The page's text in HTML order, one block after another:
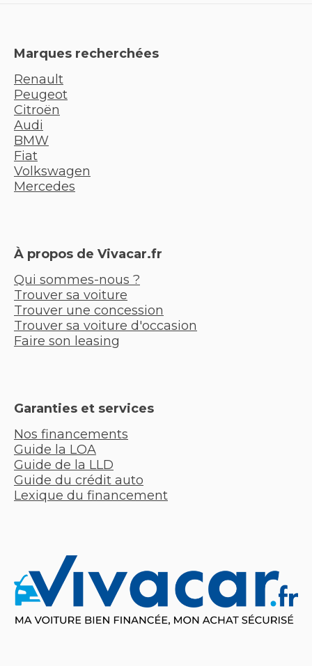
Marques recherchées
Renault
Peugeot
Citroën
Audi
BMW
Fiat
Volkswagen
Mercedes
À propos de Vivacar.fr
Qui sommes-nous ?
Trouver sa voiture
Trouver une concession
Trouver sa voiture d'occasion
Faire son leasing
Garanties et services
Nos financements
Guide la LOA
Guide de la LLD
Guide du crédit auto
Lexique du financement